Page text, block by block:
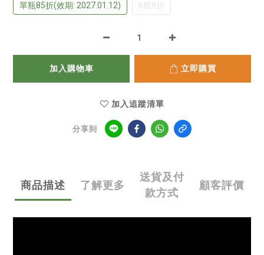
單瓶85折(效期: 2027.01.12) 6瓶9折
加入購物車 立即購買
加入追蹤清單
分享到
商品描述 了解更多
送貨及付
款方式
顧客評價